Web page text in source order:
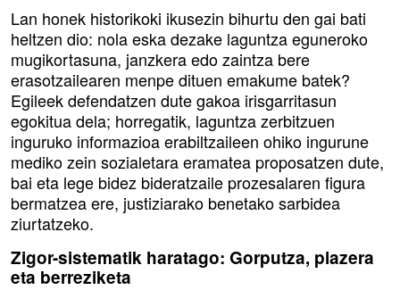
Lan honek historikoki ikusezin bihurtu den gai bati
heltzen dio: nola eska dezake laguntza eguneroko
mugikortasuna, janzkera edo zaintza bere
erasotzailearen menpe dituen emakume batek?
Egileek defendatzen dute gakoa irisgarritasun
egokitua dela; horregatik, laguntza zerbitzuen
inguruko informazioa erabiltzaileen ohiko ingurune
mediko zein sozialetara eramatea proposatzen dute,
bai eta lege bidez bideratzaile prozesalaren figura
bermatzea ere, justiziarako benetako sarbidea
ziurtatzeko.
Zigor-sistematik haratago: Gorputza, plazera
eta berreziketa